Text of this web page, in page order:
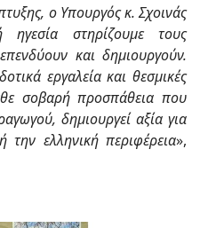
ο Υπουργός κ. Σχοινάς
στηρίζουμε τους
και δημιουργούν.
εργαλεία και θεσμικές
σοβαρή προσπάθεια που
δημιουργεί αξία για
ελληνική περιφέρεια»,